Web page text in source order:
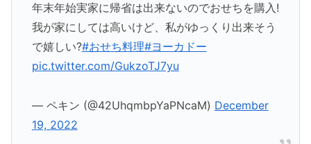
年末年始実家に帰省は出来ないのでおせちを購入!
我が家にしては高いけど、私がゆっくり出来そう
で嬉しい?#おせち料理#ヨーカドー
pic.twitter.com/GukzoTJ7yu
— ペキン (@42UhqmbpYaPNcaM) December
19, 2022